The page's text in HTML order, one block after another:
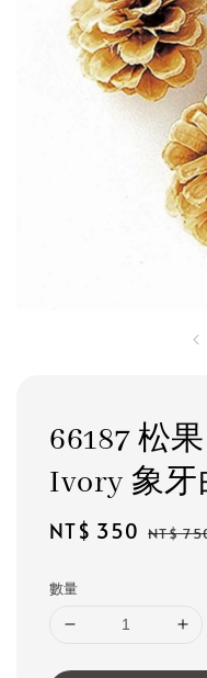
66187 松
Ivory 象牙
Sale
NT$ 350 NT$
數量